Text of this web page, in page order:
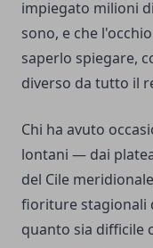
impiegato milioni
sono, e che
saperlo spiegare,
diverso da tutto il
Chi ha avuto
lontani — dai
del Cile
fioriture stagionali
quanto sia difficile